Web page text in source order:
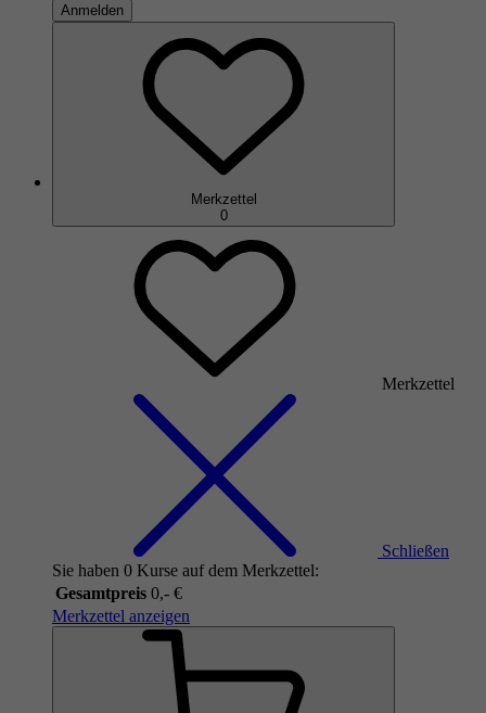
Anmelden
Merkzettel
0
Merkzettel
Schließen
Sie haben 0 Kurse auf dem Merkzettel:
Gesamtpreis 0,- €
Merkzettel anzeigen